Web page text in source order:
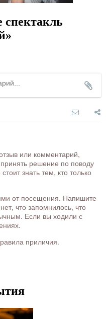
или комментарий,
решение по поводу
знать тем, кто только
от посещения. Напишите
что запомнилось, что
Если вы ходили с
приличия.